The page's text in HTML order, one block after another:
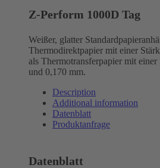
Z-Perform 1000D Tag
Weißer, glatter
Thermodirektpapier mit einer
als Thermotransferpapier mit
und 0,170 mm.
Description
Additional information
Datenblatt
Produktanfrage
Datenblatt